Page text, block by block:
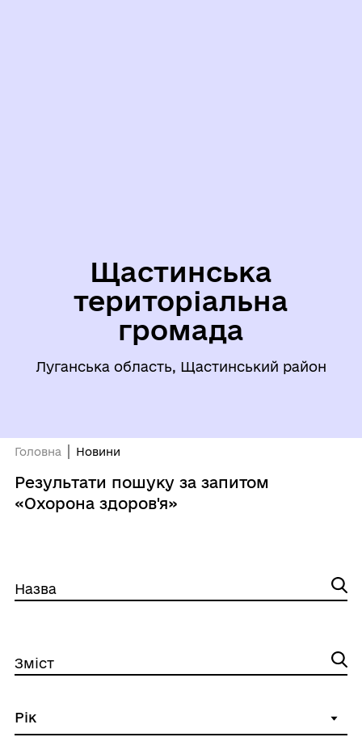
Щастинська
територіальна
громада
Луганська область, Щастинський район
Головна Новини
Результати пошуку за запитом
«Охорона здоров'я»
Назва
Зміст